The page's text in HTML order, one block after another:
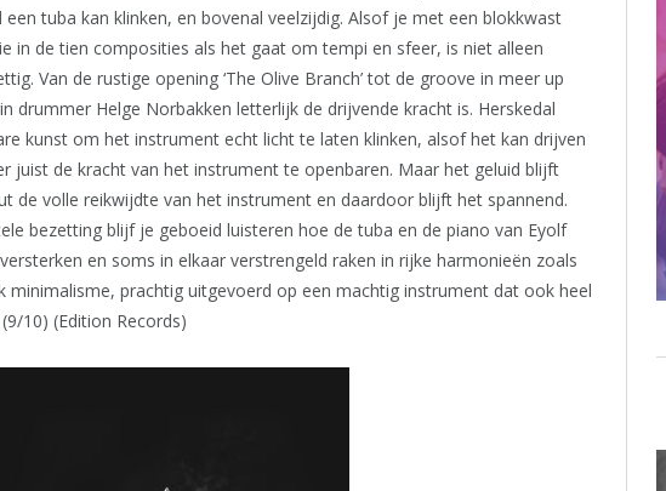
tuba kan klinken, en bovenal veelzijdig. Alsof je met een blokkwast
in de tien composities als het gaat om tempi en sfeer, is niet alleen
Van de rustige opening ‘The Olive Branch’ tot de groove in meer up
drummer Helge Norbakken letterlijk de drijvende kracht is. Herskedal
kunst om het instrument echt licht te laten klinken, alsof het kan drijven
juist de kracht van het instrument te openbaren. Maar het geluid blijft
de volle reikwijdte van het instrument en daardoor blijft het spannend.
bezetting blijf je geboeid luisteren hoe de tuba en de piano van Eyolf
en soms in elkaar verstrengeld raken in rijke harmonieën zoals
minimalisme, prachtig uitgevoerd op een machtig instrument dat ook heel
10) (Edition Records)